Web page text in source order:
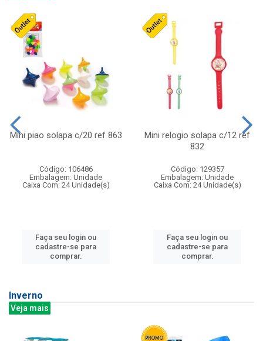
Mini piao solapa c/20 ref 863
Código: 106486
Embalagem: Unidade
Caixa Com: 24 Unidade(s)
Faça seu login ou
cadastre-se para
comprar.
Mini relogio solapa c/12 ref
832
Código: 129357
Embalagem: Unidade
Caixa Com: 24 Unidade(s)
Faça seu login ou
cadastre-se para
comprar.
Inverno
Veja mais